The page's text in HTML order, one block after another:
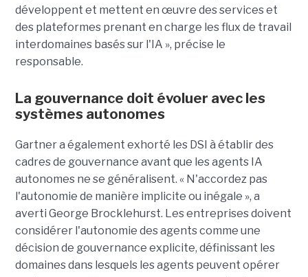
développent et mettent en œuvre des services et
des plateformes prenant en charge les flux de travail
interdomaines basés sur l'IA », précise le
responsable.
La gouvernance doit évoluer avec les
systèmes autonomes
Gartner a également exhorté les DSI à établir des
cadres de gouvernance avant que les agents IA
autonomes ne se généralisent. « N'accordez pas
l'autonomie de manière implicite ou inégale », a
averti George Brocklehurst. Les entreprises doivent
considérer l'autonomie des agents comme une
décision de gouvernance explicite, définissant les
domaines dans lesquels les agents peuvent opérer